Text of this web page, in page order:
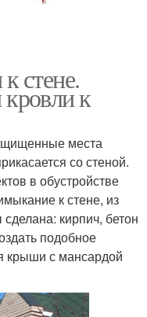
стене.
к
места
со стеной.
в обустройстве
к стене, из
кирпич, бетон
подобное
крыши с мансардой